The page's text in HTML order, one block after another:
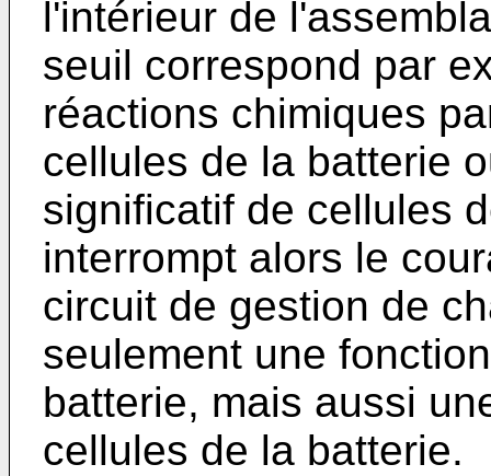
l'intérieur de
seuil correspond par
réactions chimiques
cellules de la batterie
significatif de cellules
interrompt alors le
circuit de gestion de
seulement une
batterie, mais aussi
cellules de la batterie.